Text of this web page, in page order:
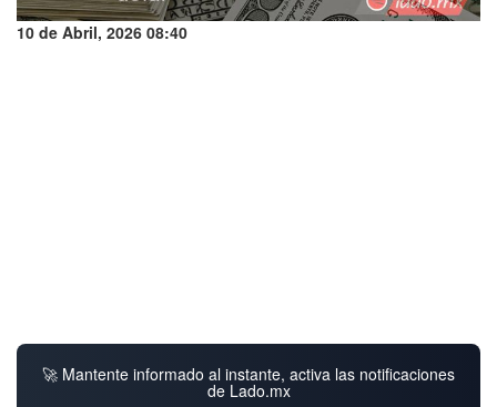
10 de Abril, 2026 08:40
🚀 Mantente informado al instante, activa las notificaciones
de Lado.mx